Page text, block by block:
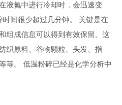
液氮中进行冷却时，会迅速变
间很少超过几分钟。 关键是在
组成信息可以得到有效保留。这
织原料、谷物颗粒、头发、指
等。 低温粉碎已经是化学分析中